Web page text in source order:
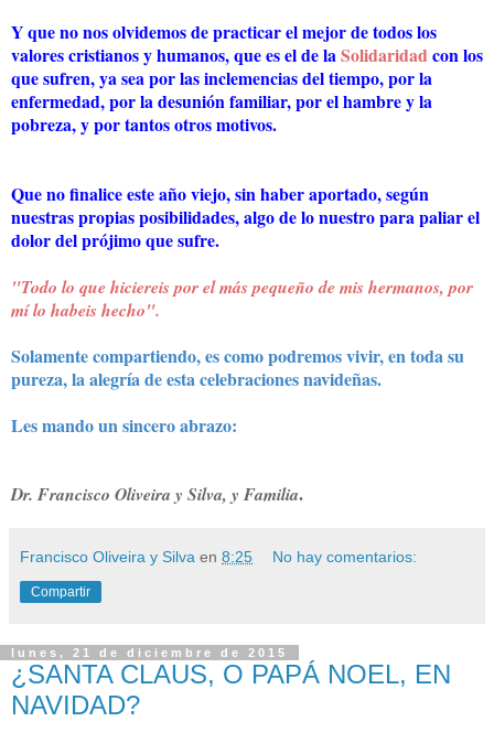
Y que no nos olvidemos de practicar el mejor de todos los
valores cristianos y humanos, que es el de laSolidaridadcon los
que sufren, ya sea por las inclemencias del tiempo, por la
enfermedad, por la desunión familiar, por el hambre y la
pobreza, y por tantos otros motivos.
Que no finalice este año viejo, sin haber aportado, según
nuestras propias posibilidades, algo de lo nuestro para paliar el
dolor del prójimo que sufre.
"Todo lo que hiciereis por el más pequeño de mis hermanos, por
mí lo habeis hecho".
Solamente compartiendo, es como podremos vivir, en toda su
pureza, la alegría de esta celebraciones navideñas.
Les mando un sincero abrazo:
Dr. Francisco Oliveira y Silva, y Familia.
Francisco Oliveira y Silva en 8:25 No hay comentarios:
Compartir
lunes, 21 de diciembre de 2015
¿SANTA CLAUS, O PAPÁ NOEL, EN
NAVIDAD?